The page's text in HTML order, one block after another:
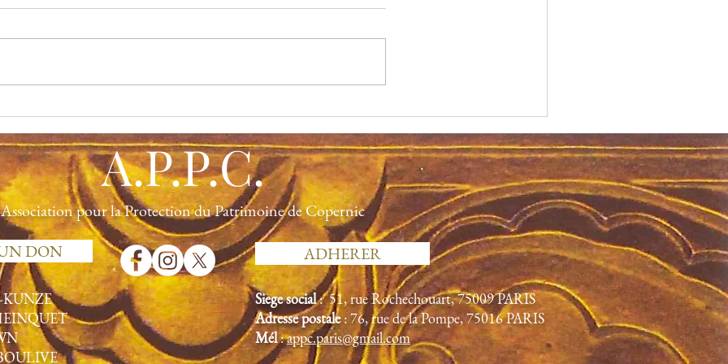
Lettre de M. José-Serge LALOU,
vont...
A.P.P.C.
Association pour la Protection du Patrimoine de Copernic
DON
ADHERER
Siège social: 51, rue Rochechouart, 75009PARIS
Adresse postale: 76, rue de la Pompe, 75016 PARIS
Mél:appc.paris@gmail.com